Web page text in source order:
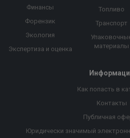
Финансы
Форензик
Экология
Экспертиза и оценка
Топливо
Транспорт
материалы
Как попасть в
Контакты
Публичная
Юридически значимый